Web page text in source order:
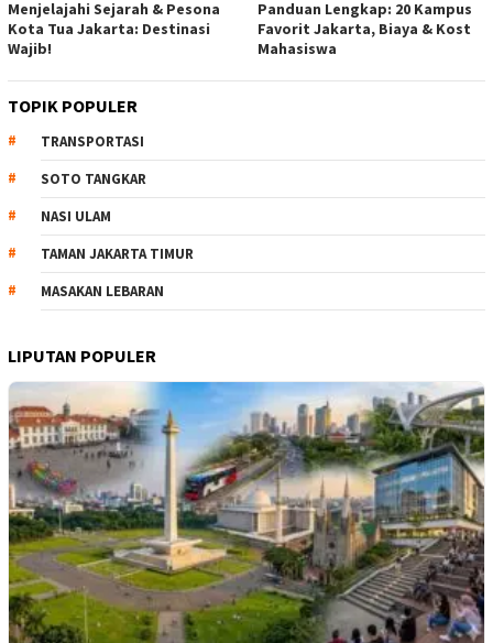
Menjelajahi Sejarah & Pesona
Kota Tua Jakarta: Destinasi
Wajib!
Panduan Lengkap: 20 Kampus
Favorit Jakarta, Biaya & Kost
Mahasiswa
TOPIK POPULER
TRANSPORTASI
SOTO TANGKAR
NASI ULAM
TAMAN JAKARTA TIMUR
MASAKAN LEBARAN
LIPUTAN POPULER